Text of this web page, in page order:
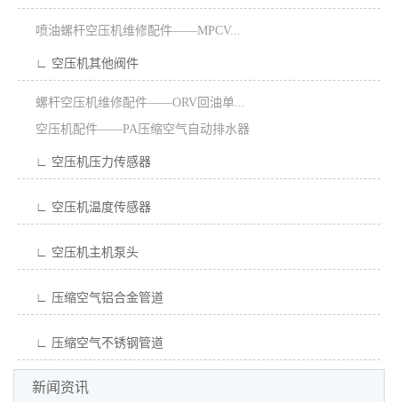
喷油螺杆空压机维修配件——MPCV...
∟ 空压机其他阀件
螺杆空压机维修配件——ORV回油单...
空压机配件——PA压缩空气自动排水器
∟ 空压机压力传感器
∟ 空压机温度传感器
∟ 空压机主机泵头
∟ 压缩空气铝合金管道
∟ 压缩空气不锈钢管道
新闻资讯